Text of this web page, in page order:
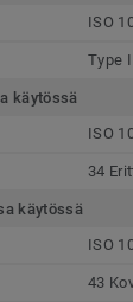
ISO
Type I
käytössä
ISO
34
käytössä
ISO
43